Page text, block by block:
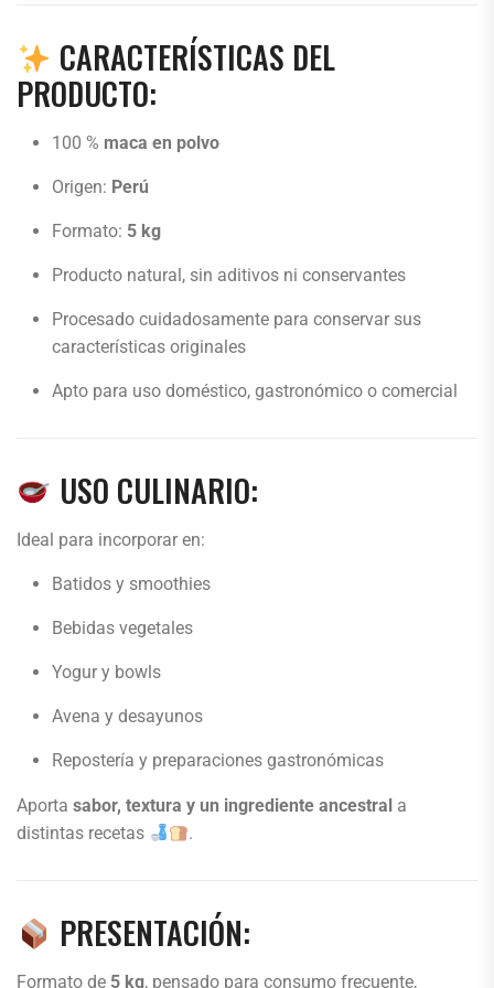
CARACTERÍSTICAS DEL
PRODUCTO:
100 % maca en polvo
Origen: Perú
Formato: 5 kg
Producto natural, sin aditivos ni conservantes
Procesado cuidadosamente para conservar sus
características originales
Apto para uso doméstico, gastronómico o comercial
USO CULINARIO:
Ideal para incorporar en:
Batidos y smoothies
Bebidas vegetales
Yogur y bowls
Avena y desayunos
Repostería y preparaciones gastronómicas
Aporta sabor, textura y un ingrediente ancestral a
distintas recetas
.
PRESENTACIÓN:
Formato de 5 kg, pensado para consumo frecuente,